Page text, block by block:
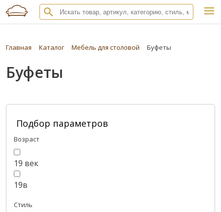
Главная Каталог Мебель для столовой Буфеты
Буфеты
Подбор параметров
Возраст
19 век
19в
Стиль